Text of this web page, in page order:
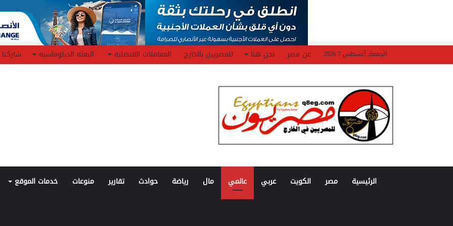
الجمعة, أغسطس 7 2026 عن مصر نحن هنا للمصريين بالخارج المعاملات القنصليه البعثه الدبلوماسيه شاركنا
الرئيسية مصر الكويت عربي عالمي مال رياضة حوادث تقارير منوعات خدمات الموقع